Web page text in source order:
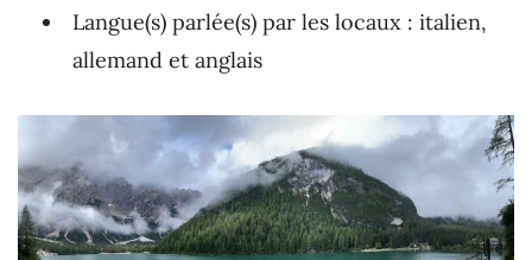
Langue(s) parlée(s) par les locaux : italien,
allemand et anglais